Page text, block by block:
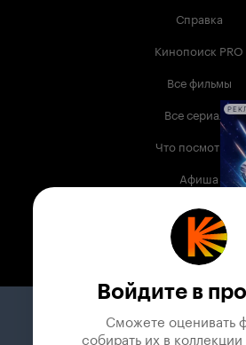
Справка
Кинопоиск PRO
Все фильмы
Все сериалы
Что посмотреть
Афиша
Музыка
Телепрограмма
Служба поддержки
Войдите в
Сможете оценивать
собирать их в